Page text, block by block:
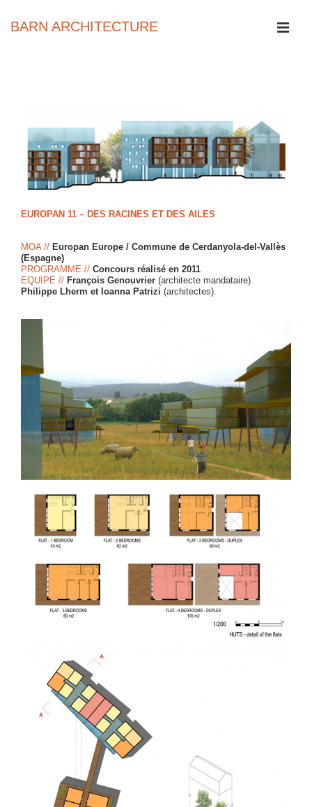
BARN ARCHITECTURE
EUROPAN 11 – DES RACINES ET DES AILES
MOA // Europan Europe / Commune de Cerdanyola-del-Vallès
(Espagne)
PROGRAMME // Concours réalisé en 2011
EQUIPE // François Genouvrier (architecte mandataire).
Philippe Lherm et Ioanna Patrizi (architectes).